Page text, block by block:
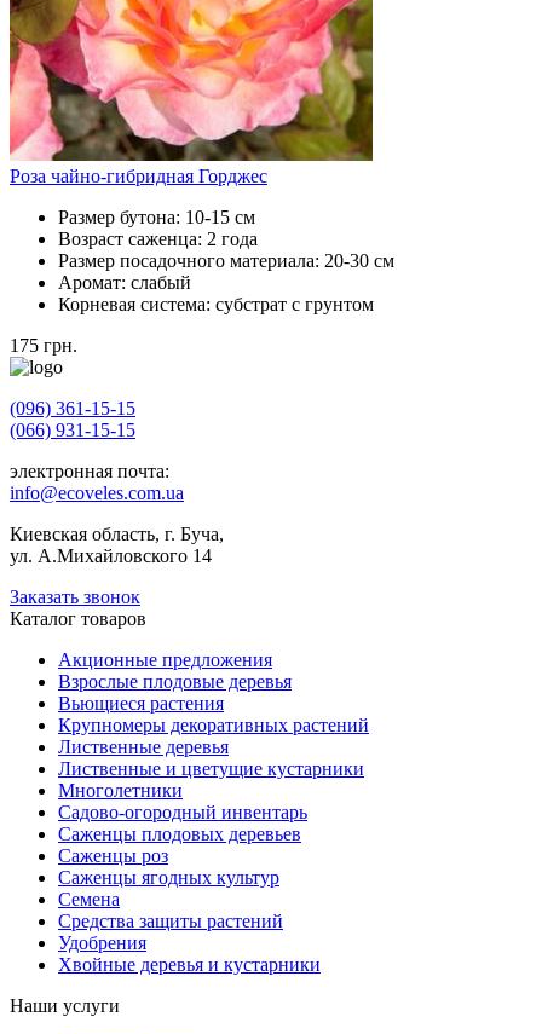
Роза чайно-гибридная Горджес
Размер бутона: 10-15 см
Возраст саженца: 2 года
Размер посадочного материала: 20-30 см
Аромат: слабый
Корневая система: субстрат с грунтом
175 грн.
(096) 361-15-15
(066) 931-15-15
электронная почта:
info@ecoveles.com.ua
Киевская область, г. Буча,
ул. А.Михайловского 14
Заказать звонок
Каталог товаров
Акционные предложения
Взрослые плодовые деревья
Вьющиеся растения
Крупномеры декоративных растений
Лиственные деревья
Лиственные и цветущие кустарники
Многолетники
Садово-огородный инвентарь
Саженцы плодовых деревьев
Саженцы роз
Саженцы ягодных культур
Семена
Средства защиты растений
Удобрения
Хвойные деревья и кустарники
Наши услуги